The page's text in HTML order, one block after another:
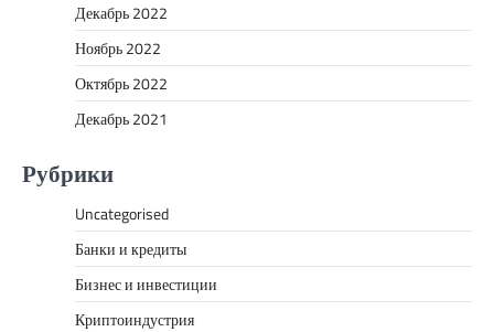
Декабрь 2022
Ноябрь 2022
Октябрь 2022
Декабрь 2021
Рубрики
Uncategorised
Банки и кредиты
Бизнес и инвестиции
Криптоиндустрия